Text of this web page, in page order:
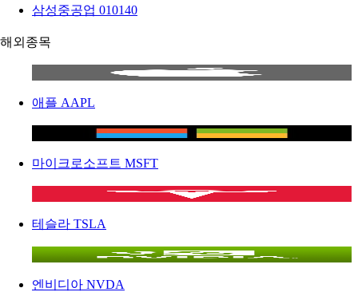
삼성중공업 010140
해외종목
애플 AAPL
마이크로소프트 MSFT
테슬라 TSLA
엔비디아 NVDA